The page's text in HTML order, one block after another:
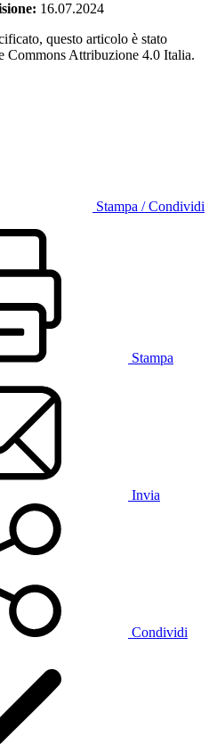
16.07.2024
questo articolo è stato
Commons Attribuzione 4.0 Italia.
Stampa / Condividi
Stampa
Invia
Condividi